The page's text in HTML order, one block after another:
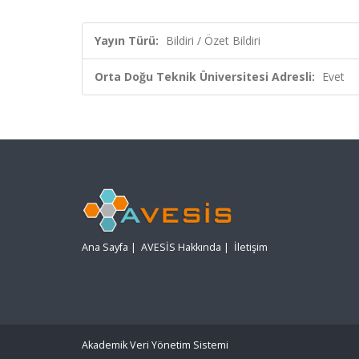
Yayın Türü: Bildiri / Özet Bildiri
Orta Doğu Teknik Üniversitesi Adresli: Evet
Ana Sayfa | AVESİS Hakkında | İletişim
Akademik Veri Yönetim Sistemi